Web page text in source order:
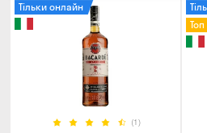
(1)
Тільки онлайн